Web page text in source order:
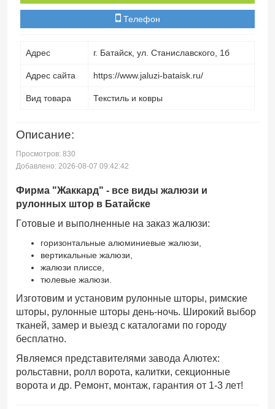
Телефон
Адрес г. Батайск, ул. Станиславского, 1б
Адрес сайта https://www.jaluzi-bataisk.ru/
Вид товара Текстиль и ковры
Описание:
Просмотров: 830
Добавлено: 2026-08-07 09:42:42
Фирма "Жаккард" - все виды жалюзи и
рулонных штор в Батайске
Готовые и выполненные на заказ жалюзи:
горизонтальные алюминиевые жалюзи,
вертикальные жалюзи,
жалюзи плиссе,
тюлевые жалюзи.
Изготовим и установим рулонные шторы, римские
шторы, рулонные шторы день-ночь. Широкий выбор
тканей, замер и выезд с каталогами по городу
бесплатно.
Являемся представителями завода Алютех:
рольставни, ролл ворота, калитки, секционные
ворота и др. Ремонт, монтаж, гарантия от 1-3 лет!